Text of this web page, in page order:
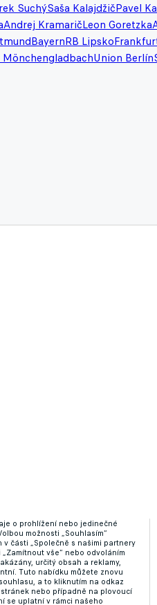
SuchýSaša KalajdžičPavel
Andrej KramaričLeon Goretzka
BayernRB Lipsko
MönchengladbachUnion Berlín
o prohlížení nebo jedinečné
možnosti „Souhlasím“
části „Společně s našimi partnery
vše“ nebo odvoláním
určitý obsah a reklamy,
Tuto nabídku můžete znovu
a to kliknutím na odkaz
nebo případně na plovoucí
se uplatní v rámci našeho